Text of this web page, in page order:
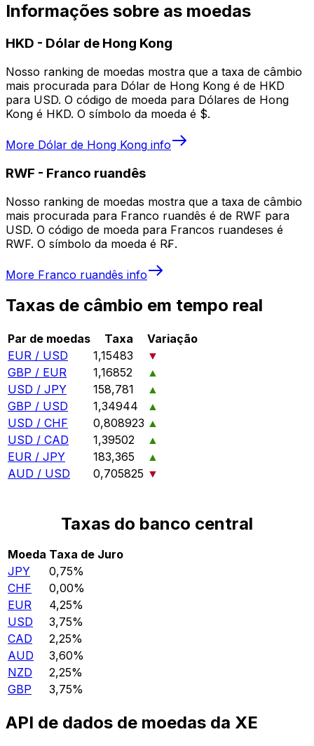
Informações sobre as moedas
HKD - Dólar de Hong Kong
Nosso ranking de moedas mostra que a taxa de câmbio
mais procurada para Dólar de Hong Kong é de HKD
para USD. O código de moeda para Dólares de Hong
Kong é HKD. O símbolo da moeda é $.
More Dólar de Hong Kong info
RWF - Franco ruandês
Nosso ranking de moedas mostra que a taxa de câmbio
mais procurada para Franco ruandês é de RWF para
USD. O código de moeda para Francos ruandeses é
RWF. O símbolo da moeda é R₣.
More Franco ruandês info
Taxas de câmbio em tempo real
Par de moedas Taxa
Variação
EUR / USD
1,15483
▼
GBP / EUR
1,16852
▲
USD / JPY
158,781
▲
GBP / USD
1,34944
▲
USD / CHF
0,808923 ▲
USD / CAD
1,39502
▲
EUR / JPY
183,365
▲
AUD / USD
0,705825 ▼
Taxas do banco central
Moeda Taxa de Juro
JPY
0,75%
CHF
0,00%
EUR
4,25%
USD
3,75%
CAD
2,25%
AUD
3,60%
NZD
2,25%
GBP
3,75%
API de dados de moedas da XE